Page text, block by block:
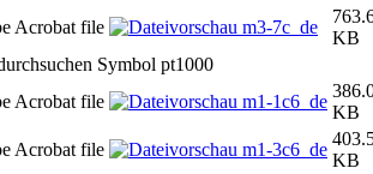
m3-7c_de
KB
pt1000
m1-1c6_de
KB
m1-3c6_de
KB